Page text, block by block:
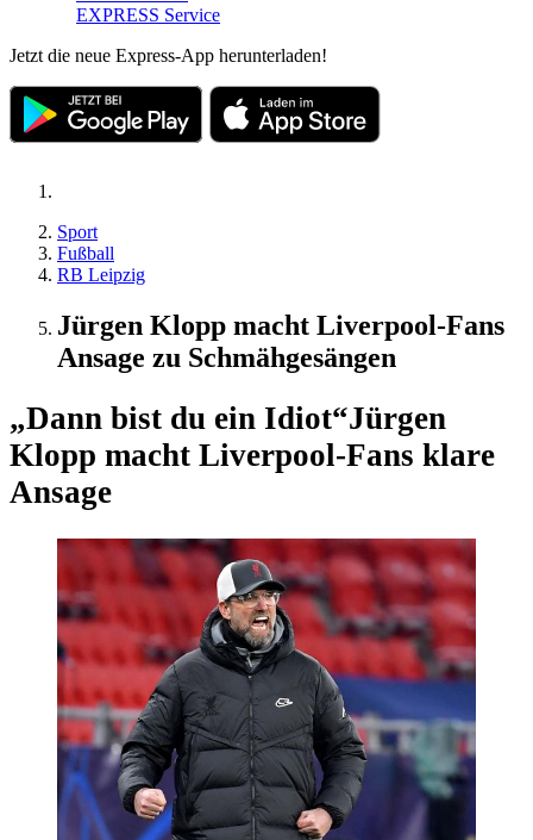
EXPRESS Service
Jetzt die neue Express-App herunterladen!
Sport
Fußball
RB Leipzig
Jürgen Klopp macht Liverpool-Fans
Ansage zu Schmähgesängen
„Dann bist du ein Idiot“Jürgen
Klopp macht Liverpool-Fans klare
Ansage